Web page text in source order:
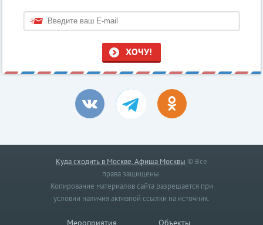
ХОЧУ!
Куда сходить в Москве. Афиша Москвы © Все
права защищены.
Копирование материалов сайта разрешается при
условии наличия активной ссылки на источник.
Мероприятия Объекты